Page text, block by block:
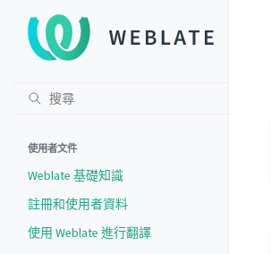
使用者文件
Weblate 基礎知識
註冊和使用者資料
使用 Weblate 進行翻譯